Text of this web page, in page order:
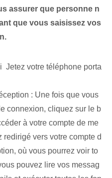
assurer que personne n
que vous saisissez vos
Jetez votre téléphone porta
: Une fois que vous
connexion, cliquez sur le b
à votre compte de me
vers votre compte d
où vous pourrez voir to
pouvez lire vos messag